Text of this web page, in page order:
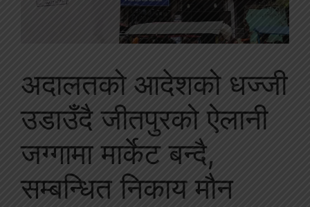
अदालतको आदेशको धज्जी
उडाउँदै जीतपुरको ऐलानी
जग्गामा मार्केट बन्दै,
सम्बन्धित निकाय मौन